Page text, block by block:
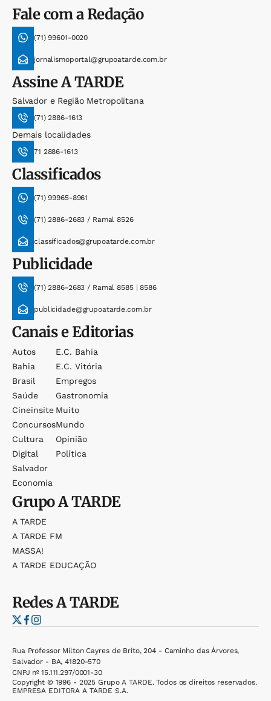
Fale com a Redação
(71) 99601-0020
jornalismoportal@grupoatarde.com.br
AssineA TARDE
Salvador e Região Metropolitana
(71) 2886-1613
Demais localidades
71 2886-1613
Classificados
(71) 99965-8961
(71) 2886-2683 / Ramal 8526
classificados@grupoatarde.com.br
Publicidade
(71) 2886-2683 / Ramal 8585 | 8586
publicidade@grupoatarde.com.br
Canais e Editorias
Autos
Bahia
Brasil
Saúde
Cineinsite
Concursos
Cultura
Digital
Salvador
Economia
E.c. Bahia
E.c. Vitória
Empregos
Gastronomia
Muito
Mundo
Opinião
Política
GrupoA TARDE
A TARDE
A TARDE FM
MASSA!
A TARDE EDUCAÇÃO
RedesA TARDE
Rua Professor Milton Cayres de Brito, 204 - Caminho das Árvores,
Salvador - BA, 41820-570
CNPJ nº 15.111.297/0001-30
Copyright © 1996 - 2025 Grupo A TARDE. Todos os direitos reservados.
EMPRESA EDITORA A TARDE S.A.